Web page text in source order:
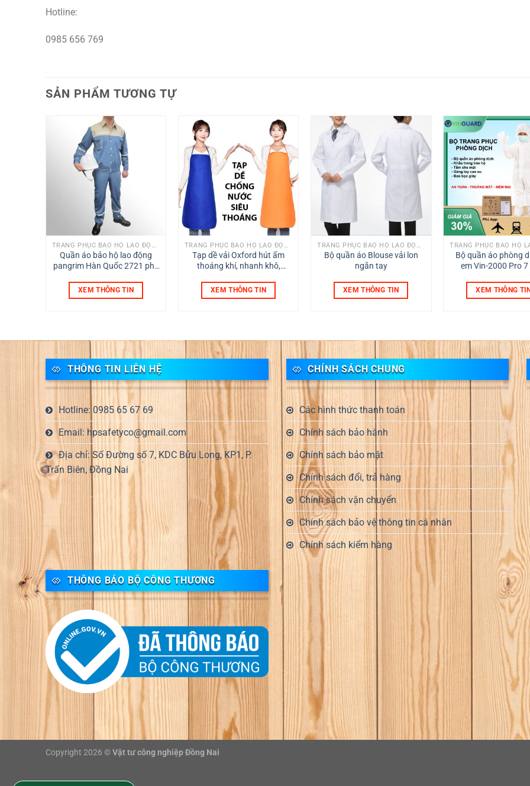
Hotline:
0985 656 769
SẢN PHẨM TƯƠNG TỰ
TRANG PHỤC BẢO HỘ LAO ĐỘNG
Quần áo bảo hộ lao động
pangrim Hàn Quốc 2721 pha
XEM THÔNG TIN
TRANG PHỤC BẢO HỘ LAO ĐỘNG
Tạp dề vải Oxford hút ẩm
thoáng khí, nhanh khô,
màu, dễ dàng làm sạch.
Dùng trong nhà bếp
XEM THÔNG TIN
TRANG PHỤC BẢO HỘ LAO ĐỘNG
Bộ quần áo Blouse vải lon
ngắn tay
XEM THÔNG TIN
Bộ quần áo phòng
em Vin-2000 Pro
XEM THÔNG
THÔNG TIN LIÊN HỆ
Hotline: 0985 65 67 69
Email: hpsafetyco@gmail.com
Địa chỉ: Số Đường số 7, KDC Bửu Long, KP1, P.
Trấn Biên, Đồng Nai
CHÍNH SÁCH CHUNG
Các hình thức thanh toán
Chính sách bảo hành
Chính sách bảo mật
Chính sách đổi, trả hàng
Chính sách vận chuyển
Chính sách bảo vệ thông tin cá nhân
Chính sách kiểm hàng
THÔNG BÁO BỘ CÔNG THƯƠNG
Copyright 2026 © Vật tư công nghiệp Đồng Nai